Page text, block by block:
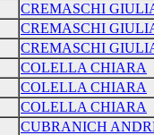
CREMASCHI
CREMASCHI
CREMASCHI
COLELLA CHIARA
COLELLA CHIARA
COLELLA CHIARA
CUBRANICH